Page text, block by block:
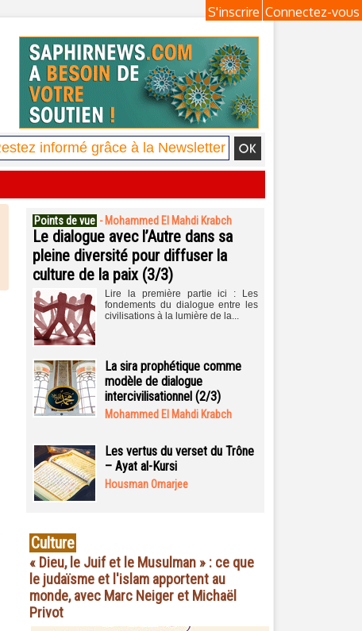
Connectez-vous
S'inscrire
Points de vue - Mohammed El Mahdi Krabch
Le dialogue avec l’Autre dans sa
pleine diversité pour diffuser la
culture de la paix (3/3)
Lire la première partie ici : Les
fondements du dialogue entre les
civilisations à la lumière de la...
La sira prophétique comme
modèle de dialogue
intercivilisationnel (2/3)
Mohammed El Mahdi Krabch
Les vertus du verset du Trône
– Ayat al-Kursi
Housman Omarjee
Culture
« Dieu, le Juif et le Musulman » : ce que
le judaïsme et l'islam apportent au
monde, avec Marc Neiger et Michaël
Privot